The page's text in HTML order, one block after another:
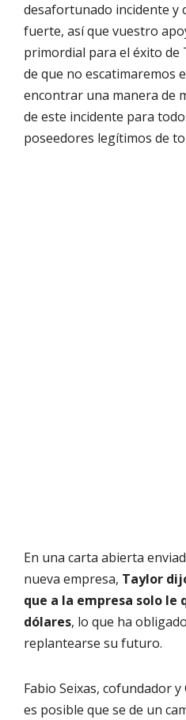
desafortunado incidente y
fuerte, así que vuestro
primordial para el éxito de
de que no escatimaremos
encontrar una manera de
de este incidente para
poseedores legítimos de
En una carta abierta
nueva empresa, Taylor
que a la empresa solo le
dólares, lo que ha
replantearse su futuro.
Fabio Seixas, cofundador
es posible que se de un